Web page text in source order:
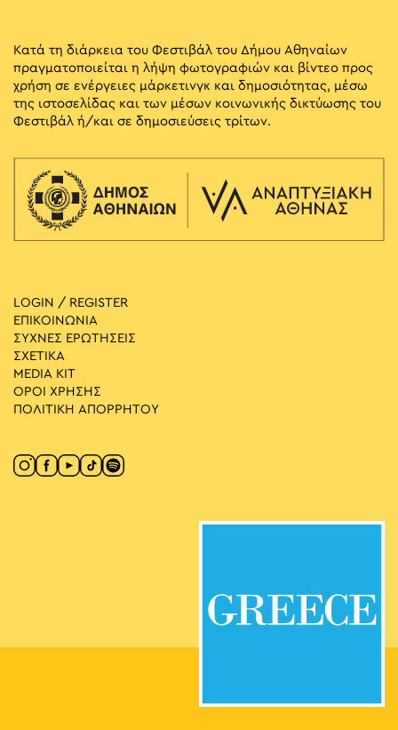
Κατά τη διάρκεια του Φεστιβάλ του Δήμου Αθηναίων
πραγματοποιείται η λήψη φωτογραφιών και βίντεο προς
χρήση σε ενέργειες μάρκετινγκ και δημοσιότητας, μέσω
της ιστοσελίδας και των μέσων κοινωνικής δικτύωσης του
Φεστιβάλ ή/και σε δημοσιεύσεις τρίτων.
LOGIN / REGISTER
ΕΠΙΚΟΙΝΩΝΙΑ
ΣΥΧΝΕΣ ΕΡΩΤΗΣΕΙΣ
ΣΧΕΤΙΚΑ
MEDIA ΚIT
ΟΡΟΙ ΧΡΗΣΗΣ
ΠΟΛΙΤΙΚΗ ΑΠΟΡΡΗΤΟΥ